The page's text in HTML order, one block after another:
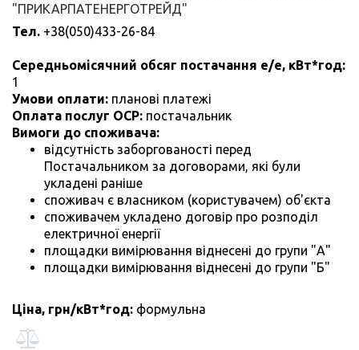
"ПРИКАРПАТЕНЕРГОТРЕЙД"
Тел. +38(050)433-26-84
Середньомісячний обсяг постачання е/е, кВт*год:
1
Умови оплати: планові платежі
Оплата послуг ОСР: постачальник
Вимоги до споживача:
відсутність заборгованості перед
Постачальником за договорами, які були
укладені раніше
споживач є власником (користувачем) об'єкта
споживачем укладено договір про розподіл
електричної енергії
площадки вимірювання віднесені до групи "А"
площадки вимірювання віднесені до групи "Б"
Ціна, грн/кВт*год: формульна